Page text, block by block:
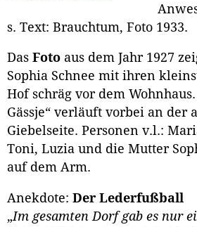
s. Text: Brauchtum, Foto 1933.
Das Foto aus dem Jahr 1927
Sophia Schnee mit ihren
Hof schräg vor dem Wohnhaus.
Gässje“ verläuft vorbei an der
Giebelseite. Personen v.l.:
Toni, Luzia und die Mutter
auf dem Arm.
Anekdote: Der Lederfußball
„Im gesamten Dorf gab es nur